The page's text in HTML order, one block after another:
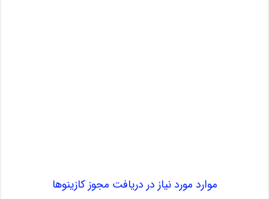
موارد مورد نیاز در دریافت مجوز کازینوها